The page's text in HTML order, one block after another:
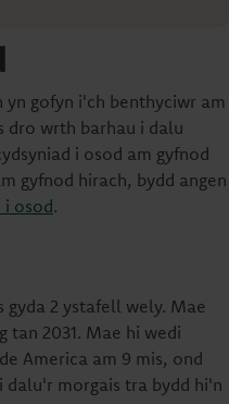
yn gofyn i'ch benthyciwr am
dro wrth barhau i dalu
i osod am gyfnod
gyfnod hirach, bydd angen
i osod.
gyda 2 ystafell wely. Mae
tan 2031. Mae hi wedi
America am 9 mis, ond
dalu'r morgais tra bydd hi'n